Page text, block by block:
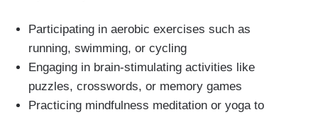
Participating in aerobic exercises such as
running, swimming, or cycling
Engaging in brain-stimulating activities like
puzzles, crosswords, or memory games
Practicing mindfulness meditation or yoga to